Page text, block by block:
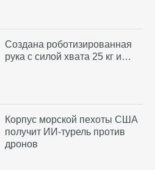
Создана роботизированная
рука с силой хвата 25 кг и…
Корпус морской пехоты США
получит ИИ-турель против
дронов